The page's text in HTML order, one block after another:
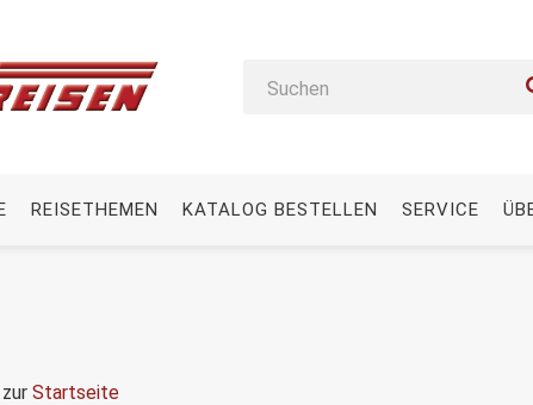
REISETHEMEN KATALOG BESTELLEN SERVICE
Startseite